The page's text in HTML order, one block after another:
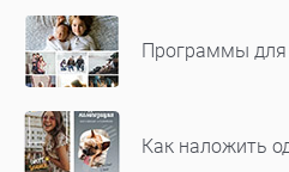
Программы для
Как наложить